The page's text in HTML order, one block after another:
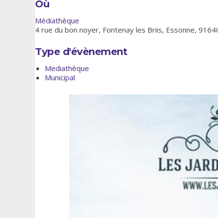
Où
Médiathèque
4 rue du bon noyer, Fontenay les Briis, Essonne,
Type d'évènement
Mediathèque
Municipal